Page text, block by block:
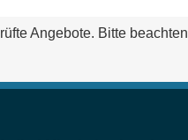
Angebote. Bitte beachten